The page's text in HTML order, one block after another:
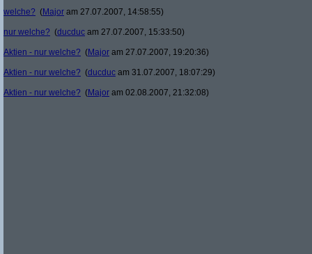
welche? (Major am 27.07.2007, 14:58:55)
nur welche? (ducduc am 27.07.2007, 15:33:50)
Aktien - nur welche? (Major am 27.07.2007, 19:20:36)
Aktien - nur welche? (ducduc am 31.07.2007, 18:07:29)
Aktien - nur welche? (Major am 02.08.2007, 21:32:08)